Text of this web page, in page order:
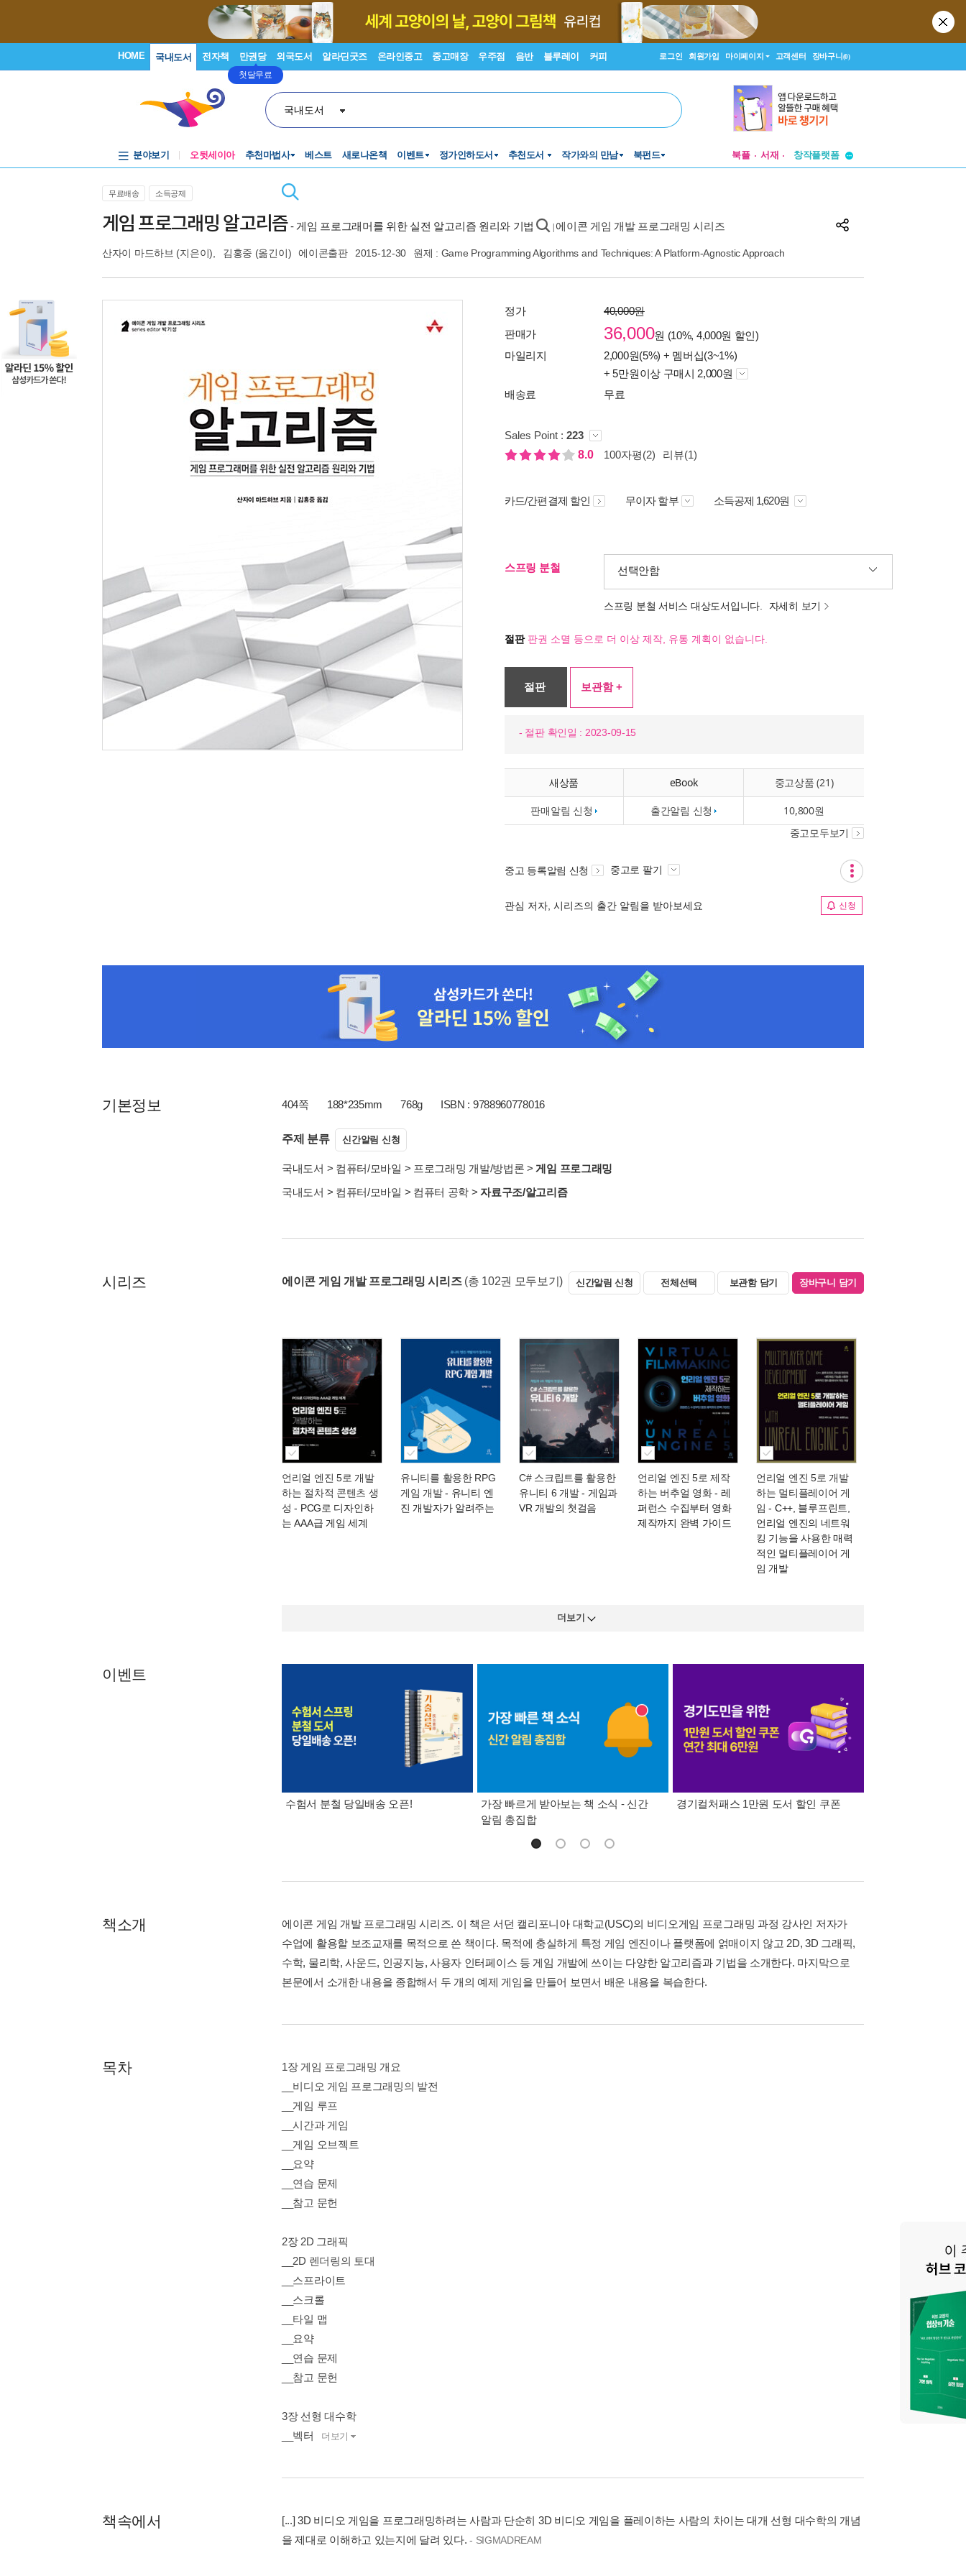
HOME 국내도서 전자책 만권당
첫달무료
외국도서 알라딘굿즈 온라인중고 중고매장 우주점 음반 블루레이 커피 로그인 회원가입 마이페이지 고객센터 장바구니(0)
국내도서
분야보기 오뒷세이아 추천마법사 베스트 새로나온책 이벤트 정가인하도서 추천도서 작가와의 만남 북펀드 북플 서재
창작플랫폼
무료배송
소득공제
게임 프로그래밍 알고리즘- 게임 프로그래머를 위한 실전 알고리즘 원리와 기법 에이콘 게임 개발 프로그래밍 시리즈
산자이 마드하브 (지은이), 김홍중 (옮긴이) 에이콘출판 2015-12-30 원제 : Game Programming Algorithms and Techniques: A Platform-Agnostic Approach
정가
40,000원
판매가
36,000원 (10%, 4,000원 할인)
마일리지
2,000원(5%) + 멤버십(3~1%)
+ 5만원이상 구매시 2,000원
배송료
무료
Sales Point : 223
8.0
100자평(2) 리뷰(1)
카드/간편결제 할인 무이자 할부 소득공제 1,620원
스프링 분철 선택안함
스프링 분철 서비스 대상도서입니다. 자세히 보기
절판판권 소멸 등으로 더 이상 제작, 유통 계획이 없습니다.
절판 보관함 +
- 절판 확인일 : 2023-09-15
새상품 eBook 중고상품 (21)
판매알림 신청 출간알림 신청 10,800원
중고모두보기
중고 등록알림 신청 중고로 팔기
관심 저자, 시리즈의 출간 알림을 받아보세요 신청
기본정보 404쪽 188*235mm 768g ISBN : 9788960778016
주제 분류 신간알림 신청
국내도서 > 컴퓨터/모바일 > 프로그래밍 개발/방법론 >게임 프로그래밍
국내도서 > 컴퓨터/모바일 > 컴퓨터 공학 >자료구조/알고리즘
시리즈 에이콘 게임 개발 프로그래밍 시리즈 (총 102권 모두보기) 신간알림 신청 전체선택 보관함 담기 장바구니 담기
언리얼 엔진 5로 개발
하는 절차적 콘텐츠 생
성 - PCG로 디자인하
는 AAA급 게임 세계
유니티를 활용한 RPG
게임 개발- 유니티 엔
진 개발자가 알려주는
C# 스크립트를 활용한
유니티 6 개발- 게임과
VR 개발의 첫걸음
언리얼 엔진 5로 제작
하는 버추얼 영화- 레
퍼런스 수집부터 영화
제작까지 완벽 가이드
언리얼 엔진 5로 개발
하는 멀티플레이어 게
임 - C++, 블루프린트,
언리얼 엔진의 네트워
킹 기능을 사용한 매력
적인 멀티플레이어 게
임 개발
더보기
이벤트
수험서 분철 당일배송 오픈!
가장 빠르게 받아보는 책 소식 - 신간
알림 총집합
경기컬처패스 1만원 도서 할인 쿠폰
책소개
에이콘 게임 개발 프로그래밍 시리즈. 이 책은 서던 캘리포니아 대학교(USC)의 비디오게임 프로그래밍 과정 강사인 저자가
수업에 활용할 보조교재를 목적으로 쓴 책이다. 목적에 충실하게 특정 게임 엔진이나 플랫폼에 얽매이지 않고 2D, 3D 그래픽,
수학, 물리학, 사운드, 인공지능, 사용자 인터페이스 등 게임 개발에 쓰이는 다양한 알고리즘과 기법을 소개한다. 마지막으로
본문에서 소개한 내용을 종합해서 두 개의 예제 게임을 만들어 보면서 배운 내용을 복습한다.
목차
1장 게임 프로그래밍 개요
__비디오 게임 프로그래밍의 발전
__게임 루프
__시간과 게임
__게임 오브젝트
__요약
__연습 문제
__참고 문헌
2장 2D 그래픽
__2D 렌더링의 토대
__스프라이트
__스크롤
__타일 맵
__요약
__연습 문제
__참고 문헌
3장 선형 대수학
__벡터
더보기
책속에서
[...] 3D 비디오 게임을 프로그래밍하려는 사람과 단순히 3D 비디오 게임을 플레이하는 사람의 차이는 대개 선형 대수학의 개념
을 제대로 이해하고 있는지에 달려 있다.- SIGMADREAM